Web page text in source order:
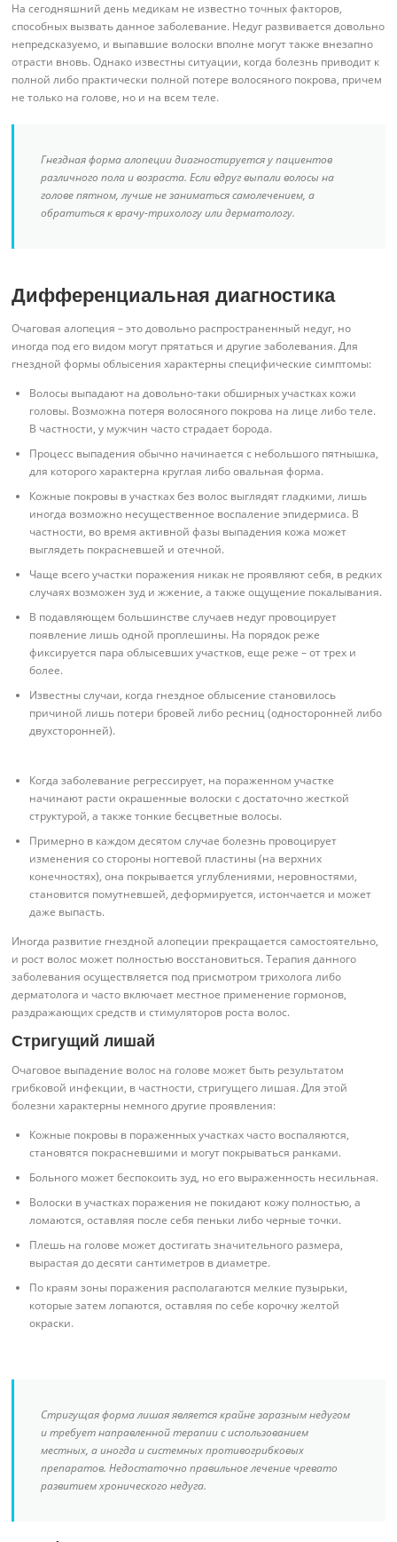
На сегодняшний день медикам не известно точных факторов,
способных вызвать данное заболевание. Недуг развивается довольно
непредсказуемо, и выпавшие волоски вполне могут также внезапно
отрасти вновь. Однако известны ситуации, когда болезнь приводит к
полной либо практически полной потере волосяного покрова, причем
не только на голове, но и на всем теле.
Гнездная форма алопеции диагностируется у пациентов
различного пола и возраста. Если вдруг выпали волосы на
голове пятном, лучше не заниматься самолечением, а
обратиться к врачу-трихологу или дерматологу.
Дифференциальная диагностика
Очаговая алопеция – это довольно распространенный недуг, но
иногда под его видом могут прятаться и другие заболевания. Для
гнездной формы облысения характерны специфические симптомы:
Волосы выпадают на довольно-таки обширных участках кожи
головы. Возможна потеря волосяного покрова на лице либо теле.
В частности, у мужчин часто страдает борода.
Процесс выпадения обычно начинается с небольшого пятнышка,
для которого характерна круглая либо овальная форма.
Кожные покровы в участках без волос выглядят гладкими, лишь
иногда возможно несущественное воспаление эпидермиса. В
частности, во время активной фазы выпадения кожа может
выглядеть покрасневшей и отечной.
Чаще всего участки поражения никак не проявляют себя, в редких
случаях возможен зуд и жжение, а также ощущение покалывания.
В подавляющем большинстве случаев недуг провоцирует
появление лишь одной проплешины. На порядок реже
фиксируется пара облысевших участков, еще реже – от трех и
более.
Известны случаи, когда гнездное облысение становилось
причиной лишь потери бровей либо ресниц (односторонней либо
двухсторонней).
Когда заболевание регрессирует, на пораженном участке
начинают расти окрашенные волоски с достаточно жесткой
структурой, а также тонкие бесцветные волосы.
Примерно в каждом десятом случае болезнь провоцирует
изменения со стороны ногтевой пластины (на верхних
конечностях), она покрывается углублениями, неровностями,
становится помутневшей, деформируется, истончается и может
даже выпасть.
Иногда развитие гнездной алопеции прекращается самостоятельно,
и рост волос может полностью восстановиться. Терапия данного
заболевания осуществляется под присмотром трихолога либо
дерматолога и часто включает местное применение гормонов,
раздражающих средств и стимуляторов роста волос.
Стригущий лишай
Очаговое выпадение волос на голове может быть результатом
грибковой инфекции, в частности, стригущего лишая. Для этой
болезни характерны немного другие проявления:
Кожные покровы в пораженных участках часто воспаляются,
становятся покрасневшими и могут покрываться ранками.
Больного может беспокоить зуд, но его выраженность несильная.
Волоски в участках поражения не покидают кожу полностью, а
ломаются, оставляя после себя пеньки либо черные точки.
Плешь на голове может достигать значительного размера,
вырастая до десяти сантиметров в диаметре.
По краям зоны поражения располагаются мелкие пузырьки,
которые затем лопаются, оставляя по себе корочку желтой
окраски.
Стригущая форма лишая является крайне заразным недугом
и требует направленной терапии с использованием
местных, а иногда и системных противогрибковых
препаратов. Недостаточно правильное лечение чревато
развитием хронического недуга.